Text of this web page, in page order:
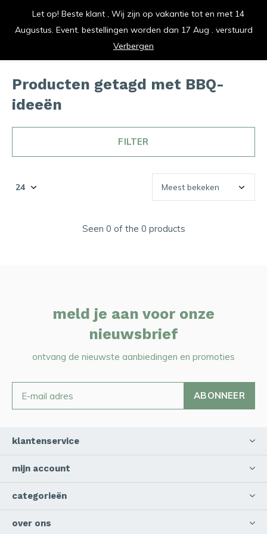
vrolijk je keuken op
Producten getagd met BBQ-
ideeën
FILTER
Seen 0 of the 0 products
meld je aan voor onze
nieuwsbrief
ontvang de nieuwste aanbiedingen en promoties
ABONNEER
klantenservice
mijn account
categorieën
over ons
Let op! Beste klant , Wij zijn op vakantie tot en met 14
Augustus. Event. bestellingen worden dan 17 Aug . verstuurd
Verbergen